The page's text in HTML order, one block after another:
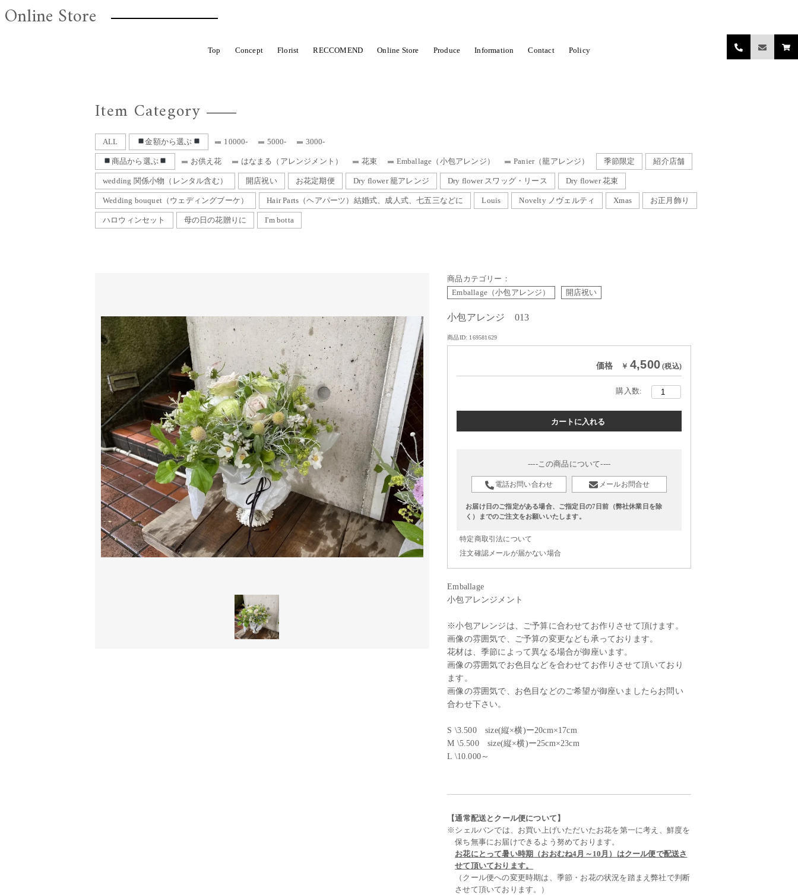
Online Store
Top Concept Florist RECCOMEND Online Store
お花定期便
母の日の花贈りに I'm botta
Produce Information Contact Policy
Item Category
ALL 金額から選ぶ 10000- 5000- 3000-
商品から選ぶ お供え花 はなまる（アレンジメント） 花束 Emballage（小包アレンジ） Panier（籠アレンジ） 季節限定 紹介店舗
wedding 関係小物（レンタル含む） 開店祝い お花定期便 Dry flower 籠アレンジ Dry flower スワッグ・リース Dry flower 花束
Wedding bouquet（ウェディングブーケ） Hair Parts（ヘアパーツ）結婚式、成人式、七五三などに Louis Novelty ノヴェルティ Xmas お正月飾り
ハロウィンセット 母の日の花贈りに I'm botta
商品カテゴリー：
Emballage（小包アレンジ）
開店祝い
小包アレンジ 013
商品ID: 169581629
価格 ￥ 4,500 (税込)
購入数
----この商品について----
電話お問い合わせ メールお問合せ
お届け日のご指定がある場合、ご指定日の7日前（弊社休業日を除
く）までのご注文をお願いいたします。
特定商取引法について
注文確認メールが届かない場合
Emballage
小包アレンジメント
※小包アレンジは、ご予算に合わせてお作りさせて頂けます。
画像の雰囲気で、ご予算の変更なども承っております。
花材は、季節によって異なる場合が御座います。
画像の雰囲気でお色目などを合わせてお作りさせて頂いており
ます。
画像の雰囲気で、お色目などのご希望が御座いましたらお問い
合わせ下さい。
S \3.500 size(縦×横)ー20cm×17cm
M \5.500 size(縦×横)ー25cm×23cm
L \10.000～
【通常配送とクール便について】
※シェルバンでは、お買い上げいただいたお花を第一に考え、鮮度を
保ち無事にお届けできるよう努めております。
お花にとって暑い時期（おおむね4月～10月）はクール便で配送さ
せて頂いております。
（クール便への変更時期は、季節・お花の状況を踏まえ弊社で判断
させて頂いております。）